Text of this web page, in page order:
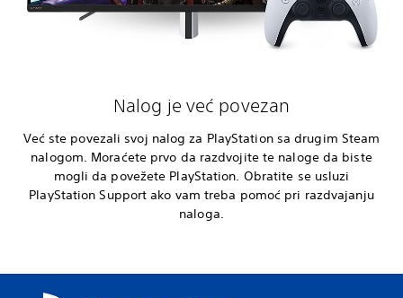
Nalog je već povezan
Već ste povezali svoj nalog za PlayStation sa drugim Steam
nalogom. Moraćete prvo da razdvojite te naloge da biste
mogli da povežete PlayStation. Obratite se usluzi
PlayStation Support ako vam treba pomoć pri razdvajanju
naloga.